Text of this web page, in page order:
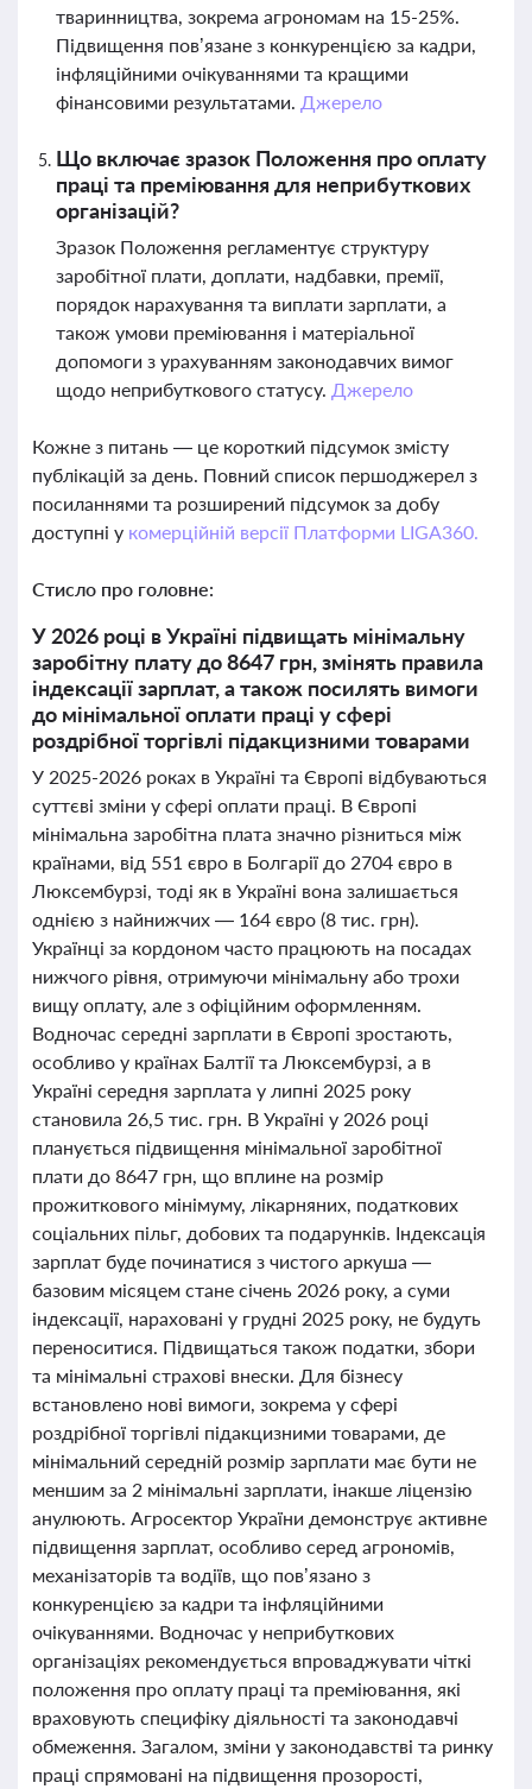
тваринництва, зокрема агрономам на 15-25%.
Підвищення пов’язане з конкуренцією за кадри,
інфляційними очікуваннями та кращими
фінансовими результатами. Джерело
Що включає зразок Положення про оплату
праці та преміювання для неприбуткових
організацій?
Зразок Положення регламентує структуру
заробітної плати, доплати, надбавки, премії,
порядок нарахування та виплати зарплати, а
також умови преміювання і матеріальної
допомоги з урахуванням законодавчих вимог
щодо неприбуткового статусу. Джерело
Кожне з питань — це короткий підсумок змісту
публікацій за день. Повний список першоджерел з
посиланнями та розширений підсумок за добу
доступні у комерційній версії Платформи LIGA360.
Стисло про головне:
У 2026 році в Україні підвищать мінімальну
заробітну плату до 8647 грн, змінять правила
індексації зарплат, а також посилять вимоги
до мінімальної оплати праці у сфері
роздрібної торгівлі підакцизними товарами
У 2025-2026 роках в Україні та Європі відбуваються
суттєві зміни у сфері оплати праці. В Європі
мінімальна заробітна плата значно різниться між
країнами, від 551 євро в Болгарії до 2704 євро в
Люксембурзі, тоді як в Україні вона залишається
однією з найнижчих — 164 євро (8 тис. грн).
Українці за кордоном часто працюють на посадах
нижчого рівня, отримуючи мінімальну або трохи
вищу оплату, але з офіційним оформленням.
Водночас середні зарплати в Європі зростають,
особливо у країнах Балтії та Люксембурзі, а в
Україні середня зарплата у липні 2025 року
становила 26,5 тис. грн. В Україні у 2026 році
планується підвищення мінімальної заробітної
плати до 8647 грн, що вплине на розмір
прожиткового мінімуму, лікарняних, податкових
соціальних пільг, добових та подарунків. Індексація
зарплат буде починатися з чистого аркуша —
базовим місяцем стане січень 2026 року, а суми
індексації, нараховані у грудні 2025 року, не будуть
переноситися. Підвищаться також податки, збори
та мінімальні страхові внески. Для бізнесу
встановлено нові вимоги, зокрема у сфері
роздрібної торгівлі підакцизними товарами, де
мінімальний середній розмір зарплати має бути не
меншим за 2 мінімальні зарплати, інакше ліцензію
анулюють. Агросектор України демонструє активне
підвищення зарплат, особливо серед агрономів,
механізаторів та водіїв, що пов’язано з
конкуренцією за кадри та інфляційними
очікуваннями. Водночас у неприбуткових
організаціях рекомендується впроваджувати чіткі
положення про оплату праці та преміювання, які
враховують специфіку діяльності та законодавчі
обмеження. Загалом, зміни у законодавстві та ринку
праці спрямовані на підвищення прозорості,